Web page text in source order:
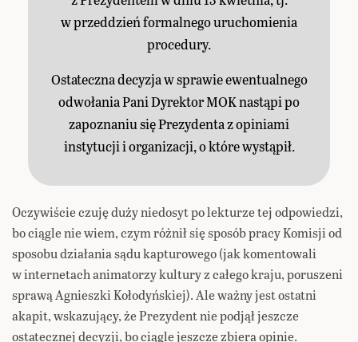
w przeddzień formalnego uruchomienia
procedury.
Ostateczna decyzja w sprawie ewentualnego
odwołania Pani Dyrektor MOK nastąpi po
zapoznaniu się Prezydenta z opiniami
instytucji i organizacji, o które wystąpił.
Oczywiście czuję duży niedosyt po lekturze tej odpowiedzi,
bo ciągle nie wiem, czym różnił się sposób pracy Komisji od
sposobu działania sądu kapturowego (jak komentowali
w internetach animatorzy kultury z całego kraju, poruszeni
sprawą Agnieszki Kołodyńskiej). Ale ważny jest ostatni
akapit, wskazujący, że Prezydent nie podjął jeszcze
ostatecznej decyzji, bo ciągle jeszcze zbiera opinie.